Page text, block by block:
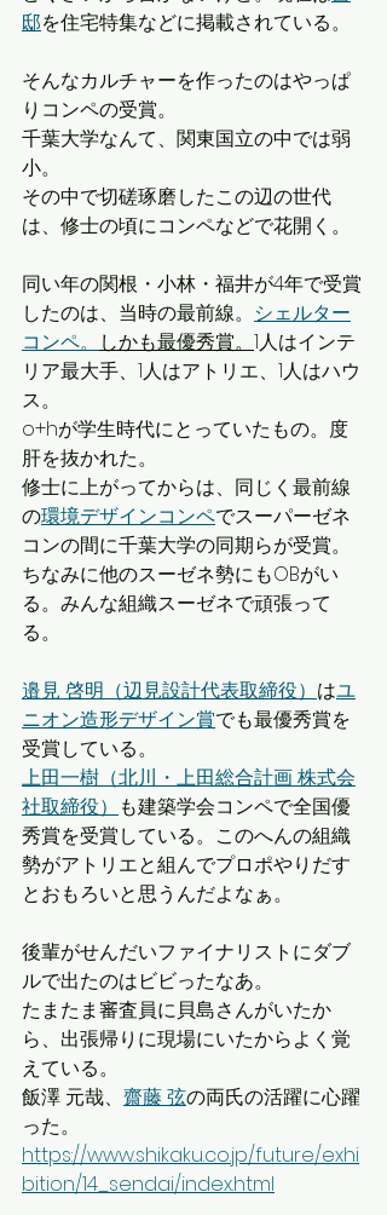
邸を住宅特集などに掲載されている。
そんなカルチャーを作ったのはやっぱ
りコンペの受賞。
千葉大学なんて、関東国立の中では弱
小。
その中で切磋琢磨したこの辺の世代
は、修士の頃にコンペなどで花開く。
同い年の関根・小林・福井が4年で受賞
したのは、当時の最前線。 シェルター
コンペ。
しかも最優秀賞。 1人はインテ
リア最大手、1人はアトリエ、1人はハウ
ス。
o+hが学生時代にとっていたもの。度
肝を抜かれた。
修士に上がってからは、同じく最前線
の環境デザインコンペでスーパーゼネ
コンの間に千葉大学の同期らが受賞。
ちなみに他のスーゼネ勢にもOBがい
る。みんな組織スーゼネで頑張って
る。
邉見 啓明（辺見設計代表取締役） はユ
ニオン造形デザイン賞でも最優秀賞を
受賞している。
上田一樹（北川・上田総合計画 株式会
社取締役） も建築学会コンペで全国優
秀賞を受賞している。このへんの組織
勢がアトリエと組んでプロポやりだす
とおもろいと思うんだよなぁ。
後輩がせんだいファイナリストにダブ
ルで出たのはビビったなあ。
たまたま審査員に貝島さんがいたか
ら、出張帰りに現場にいたからよく覚
えている。
飯澤 元哉、 齋藤 弦の両氏の活躍に心躍
った。
https://www.shikaku.co.jp/future/exhi
bition/14_sendai/index.html